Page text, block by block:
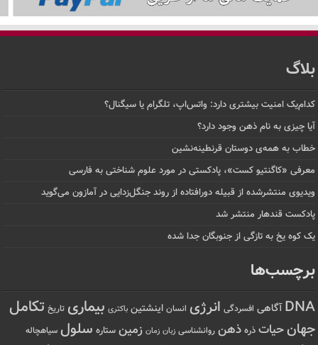
بلاگ
کدام‌یک امنیت بیشتری دارد: واتس‌اپ، تلگرام یا سیگنال؟
آیا چیزی به نام ذهن وجود دارد؟
خطاب به همه‌ی دوستان قرنطینه‌نشین
معرفی «کاگنتیو کست»، پادکستی در مورد علوم شناختی به فارسی
ویدیوی منتشرشده از قبیله دورافتاده‌ از روند جنگل‌زدایی در آمازون می‌گوید
پادکست قندهار منتشر شد
یک کوه یخ به تازگی از جنوبگان جدا شده
برچسب‌ها
DNA آگاهی افسردگی انرژی انسان اینشتین باکتری بیماری تاریخ تکامل
جهانحیات ذره ذهن روانشناسی زبان زمان زمین ستاره سلول سیاهچاله